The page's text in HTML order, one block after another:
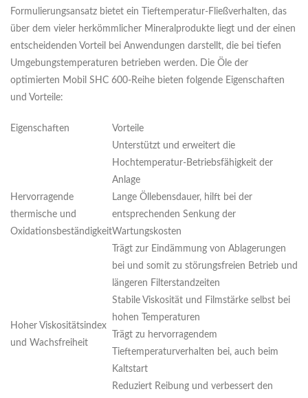
Formulierungsansatz bietet ein Tieftemperatur-Fließverhalten, das
über dem vieler herkömmlicher Mineralprodukte liegt und der einen
entscheidenden Vorteil bei Anwendungen darstellt, die bei tiefen
Umgebungstemperaturen betrieben werden. Die Öle der
optimierten Mobil SHC 600-Reihe bieten folgende Eigenschaften
und Vorteile:
Eigenschaften Vorteile
Hervorragende
thermische und
Oxidationsbeständigkeit
Unterstützt und erweitert die
Hochtemperatur-Betriebsfähigkeit der
Anlage
Lange Öllebensdauer, hilft bei der
entsprechenden Senkung der
Wartungskosten
Trägt zur Eindämmung von Ablagerungen
bei und somit zu störungsfreien Betrieb und
längeren Filterstandzeiten
Hoher Viskositätsindex
und Wachsfreiheit
Stabile Viskosität und Filmstärke selbst bei
hohen Temperaturen
Trägt zu hervorragendem
Tieftemperaturverhalten bei, auch beim
Kaltstart
Reduziert Reibung und verbessert den